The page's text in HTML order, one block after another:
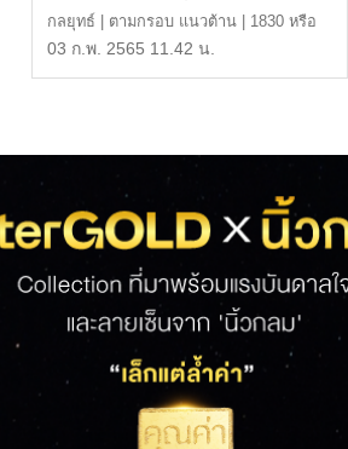
กลยุทธ์ | ตามกรอบ แนวต้าน | 1830 หรือ
28,630 บาท แนวรับ […]
03 ก.พ. 2565 11.42 น.